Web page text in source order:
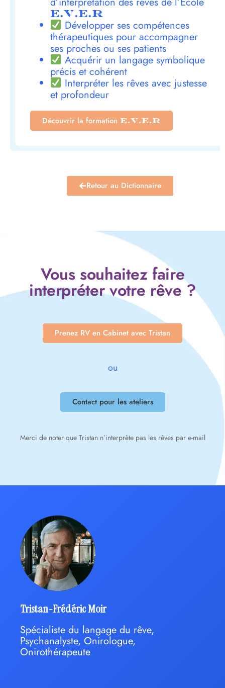
E.V.E.R
Développer ses compétences
thérapeutiques pour accompagner
ses proches ou ses patients
Acquérir un langage symbolique
précis et cohérent
Interpréter les rêves avec justesse
et profondeur
Découvrir la formation E.V.E.R
Retour au Dictionnaire
Vous souhaitez faire
interpréter votre rêve ?
Prenez RV en Cabinet avec Tristan
ou
Contact pour les ateliers
Merci de noter que Tristan n’interprète pas les rêves par e-mail
Tristan-Frédéric Moir
Spécialiste du langage du rêve,
Psychanalyste, Onirologue,
Onirothérapeute